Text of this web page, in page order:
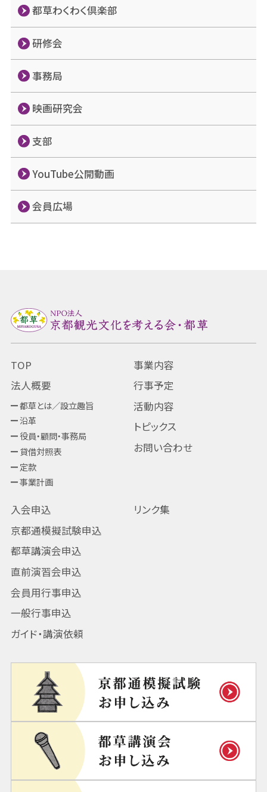
都草わくわく倶楽部
研修会
事務局
映画研究会
支部
YouTube公開動画
会員広場
TOP
法人概要
都草とは／設立趣旨
沿革
役員・顧問・事務局
貸借対照表
定款
事業計画
事業内容
行事予定
活動内容
トピックス
お問い合わせ
入会申込
京都通模擬試験申込
都草講演会申込
直前演習会申込
会員用行事申込
一般行事申込
ガイド・講演依頼
リンク集